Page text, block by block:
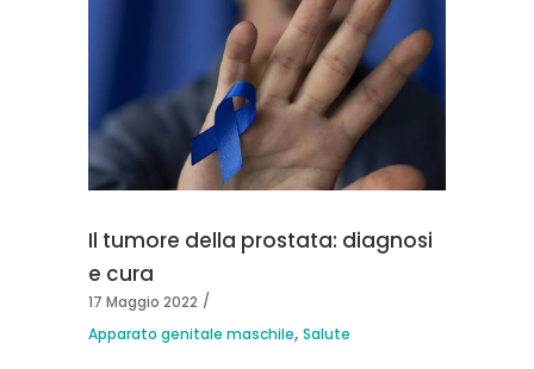
Il tumore della prostata: diagnosi
e cura
17 Maggio 2022
Apparato genitale maschile, Salute